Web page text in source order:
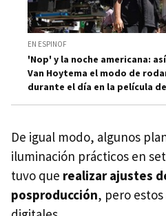
EN ESPINOF
'Nop' y la noche americana:
Van Hoytema el modo de
durante el día en la película
De igual modo, algunos
iluminación prácticos en
tuvo que realizar ajustes
posproducción, pero